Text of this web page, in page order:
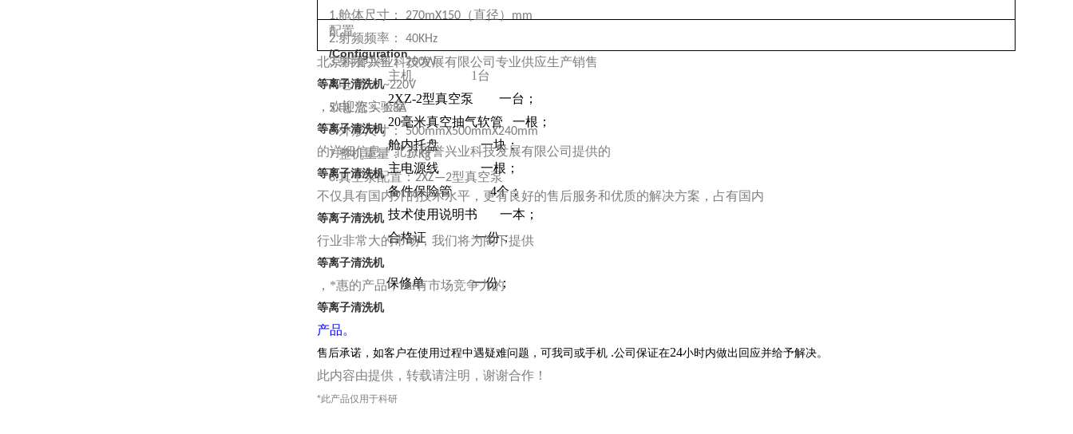
1.舱体尺寸： 270mX150（直径）
mm
2.射频频率：
40KHz
3.射频功率：200W
4.电 源：~220V
5.电 流：1.8A
6.外形尺寸： 500mmX500mmX240mm
7.整机重量：17Kg
8.真空泵配置：2XZ—2型真空泵
配置
/Configuration
1.
主机 1 台
2. 2XZ-2型真空泵 一台；
3. 20毫米真空抽气软管 一根；
4. 舱内托盘 一块；
5. 主电源线 一根；
6. 备件保险管 4个；
7. 技术使用说明书 一本；
8. 合格证 一份；
9.
保修单 一份；
北京科誉兴业科技发展有限公司专业供应生产销售
等离子清洗机
，欢迎您实验室
等离子清洗机
的详细信息！北京科誉兴业科技发展有限公司提供的
等离子清洗机
不仅具有国内外的技术水平，更有良好的售后服务和优质的解决方案，占有国内
等离子清洗机
行业非常大的市场，我们将为阁下提供
等离子清洗机
，*惠的产品，zui有市场竞争力的
等离子清洗机
产品。
售后承诺，如客户在使用过程中遇疑难问题，可我司 或手机 .公司保证在24小时内做出回应并给予解决。
此内容由提供，转载请注明，谢谢合作！
*此产品仅用于科研